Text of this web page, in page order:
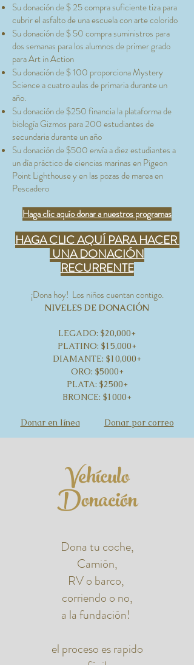
Su donación de $ 25 compra suficiente tiza para
cubrir el asfalto de una escuela con arte colorido
Su donación de $ 50 compra suministros para
dos semanas para los alumnos de primer grado
para Art in Action
Su donación de $ 100 proporciona Mystery
Science a cuatro aulas de primaria durante un
año.
Su donación de $250 financia la plataforma de
biología Gizmos para 200 estudiantes de
secundaria durante un año
Su donación de $500 envía a diez estudiantes a
un día práctico de ciencias marinas en Pigeon
Point Lighthouse y en las pozas de marea en
Pescadero
Haga clic aquío donar a nuestros programas
HAGA CLIC AQUÍ PARA HACER
UNA DONACIÓN
RECURRENTE
¡Dona hoy! Los niños cuentan contigo.
NIVELES DE DONACIÓN
LEGADO: $20,000+
PLATINO: $15,000+
DIAMANTE: $10,000+
ORO: $5000+
PLATA: $2500+
BRONCE: $1000+
Donar en línea Donar por correo
Vehículo
Donación
Dona tu coche,
Camión,
RV o barco,
corriendo o no,
a la fundación!
el proceso es rapido